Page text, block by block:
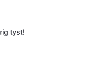
tyst!